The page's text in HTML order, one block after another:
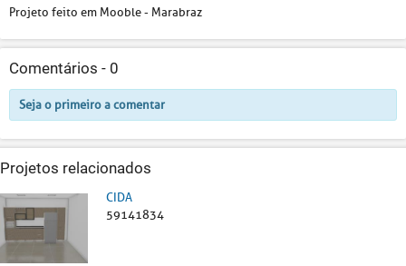
Projeto feito em Mooble - Marabraz
Comentários - 0
Seja o primeiro a comentar
Projetos relacionados
CIDA
59141834